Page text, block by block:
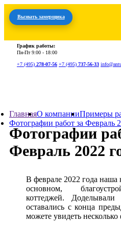
Вызвать замерщика
График работы:
Пн-Пт9:00 - 18:00
+7 (495) 278-07-56 +7 (495) 737-56-33
ГлавнаяО компанииПримеры
Фотографии работ за Февраль
Фотографии
Февраль 2022
В феврале 2022 года наша
основном,
коттеджей.
оставались с конца
можете увидеть